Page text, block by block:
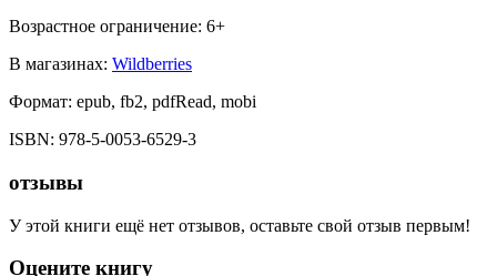
Возрастное ограничение: 6+
В магазинах: Wildberries
Формат: epub, fb2, pdfRead, mobi
ISBN: 978-5-0053-6529-3
отзывы
У этой книги ещё нет отзывов, оставьте свой отзыв первым!
Оцените книгу